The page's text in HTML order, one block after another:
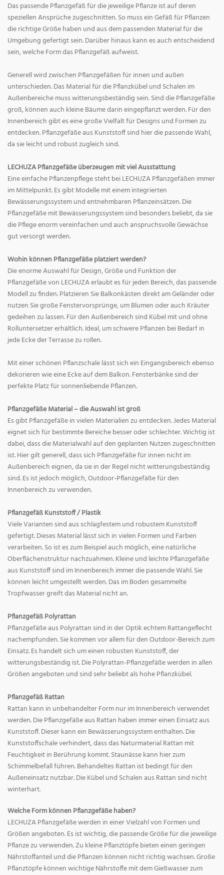
Das passende Pflanzgefäß für die jeweilige Pflanze ist auf deren
speziellen Ansprüche zugeschnitten. So muss ein Gefäß für Pflanzen
die richtige Größe haben und aus dem passenden Material für die
Umgebung gefertigt sein. Darüber hinaus kann es auch entscheidend
sein, welche Form das Pflanzgefäß aufweist.
Generell wird zwischen Pflanzgefäßen für innen und außen
unterschieden. Das Material für die Pflanzkübel und Schalen im
Außenbereiche muss witterungsbeständig sein. Sind die Pflanzgefäße
groß, können auch kleine Bäume darin eingepflanzt werden. Für den
Innenbereich gibt es eine große Vielfalt für Designs und Formen zu
entdecken. Pflanzgefäße aus Kunststoff sind hier die passende Wahl,
da sie leicht und robust zugleich sind.
LECHUZA Pflanzgefäße überzeugen mit viel Ausstattung
Eine einfache Pflanzenpflege steht bei LECHUZA Pflanzgefäßen immer
im Mittelpunkt. Es gibt Modelle mit einem integrierten
Bewässerungssystem und entnehmbaren Pflanzeinsätzen. Die
Pflanzgefäße mit Bewässerungssystem sind besonders beliebt, da sie
die Pflege enorm vereinfachen und auch anspruchsvolle Gewächse
gut versorgt werden.
Wohin können Pflanzgefäße platziert werden?
Die enorme Auswahl für Design, Größe und Funktion der
Pflanzgefäße von LECHUZA erlaubt es für jeden Bereich, das passende
Modell zu finden. Platzieren Sie Balkonkästen direkt am Geländer oder
nutzen Sie große Fenstervorsprünge, um Blumen oder auch Kräuter
gedeihen zu lassen. Für den Außenbereich sind Kübel mit und ohne
Rolluntersetzer erhältlich. Ideal, um schwere Pflanzen bei Bedarf in
jede Ecke der Terrasse zu rollen.
Mit einer schönen Pflanzschale lässt sich ein Eingangsbereich ebenso
dekorieren wie eine Ecke auf dem Balkon. Fensterbänke sind der
perfekte Platz für sonnenliebende Pflanzen.
Pflanzgefäße Material – die Auswahl ist groß
Es gibt Pflanzgefäße in vielen Materialien zu entdecken. Jedes Material
eignet sich für bestimmte Bereiche besser oder schlechter. Wichtig ist
dabei, dass die Materialwahl auf den geplanten Nutzen zugeschnitten
ist. Hier gilt generell, dass sich Pflanzgefäße für innen nicht im
Außenbereich eignen, da sie in der Regel nicht witterungsbeständig
sind. Es ist jedoch möglich, Outdoor-Pflanzgefäße für den
Innenbereich zu verwenden.
Pflanzgefäß Kunststoff / Plastik
Viele Varianten sind aus schlagfestem und robustem Kunststoff
gefertigt. Dieses Material lässt sich in vielen Formen und Farben
verarbeiten. So ist es zum Beispiel auch möglich, eine natürliche
Oberflächenstruktur nachzuahmen. Kleine und leichte Pflanzgefäße
aus Kunststoff sind im Innenbereich immer die passende Wahl. Sie
können leicht umgestellt werden. Das im Boden gesammelte
Tropfwasser greift das Material nicht an.
Pflanzgefäß Polyrattan
Pflanzgefäße aus Polyrattan sind in der Optik echtem Rattangeflecht
nachempfunden. Sie kommen vor allem für den Outdoor-Bereich zum
Einsatz. Es handelt sich um einen robusten Kunststoff, der
witterungsbeständig ist. Die Polyrattan-Pflanzgefäße werden in allen
Größen angeboten und sind sehr beliebt als hohe Pflanzkübel.
Pflanzgefäß Rattan
Rattan kann in unbehandelter Form nur im Innenbereich verwendet
werden. Die Pflanzgefäße aus Rattan haben immer einen Einsatz aus
Kunststoff. Dieser kann ein Bewässerungssystem enthalten. Die
Kunststoffschale verhindert, dass das Naturmaterial Rattan mit
Feuchtigkeit in Berührung kommt. Staunässe kann hier zum
Schimmelbefall führen. Behandeltes Rattan ist bedingt für den
Außeneinsatz nutzbar. Die Kübel und Schalen aus Rattan sind nicht
winterhart.
Welche Form können Pflanzgefäße haben?
LECHUZA Pflanzgefäße werden in einer Vielzahl von Formen und
Größen angeboten. Es ist wichtig, die passende Größe für die jeweilige
Pflanze zu verwenden. Zu kleine Pflanztöpfe bieten einen geringen
Nährstoffanteil und die Pflanzen können nicht richtig wachsen. Große
Pflanztöpfe können wichtige Nährstoffe mit dem Gießwasser zum